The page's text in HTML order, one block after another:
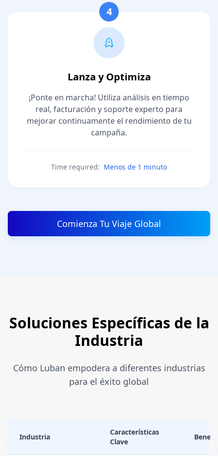
4
Lanza y Optimiza
¡Ponte en marcha! Utiliza análisis en tiempo
real, facturación y soporte experto para
mejorar continuamente el rendimiento de tu
campaña.
Time required: Menos de 1 minuto
Comienza Tu Viaje Global
Soluciones Específicas de la
Industria
Cómo Luban empodera a diferentes industrias
para el éxito global
Industria
Características
Clave